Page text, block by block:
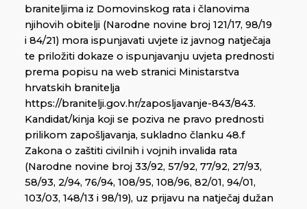
braniteljima iz Domovinskog rata i članovima
njihovih obitelji (Narodne novine broj 121/17, 98/19
i 84/21) mora ispunjavati uvjete iz javnog natječaja
te priložiti dokaze o ispunjavanju uvjeta prednosti
prema popisu na web stranici Ministarstva
hrvatskih branitelja
https://branitelji.gov.hr/zaposljavanje-843/843.
Kandidat/kinja koji se poziva ne pravo prednosti
prilikom zapošljavanja, sukladno članku 48.f
Zakona o zaštiti civilnih i vojnih invalida rata
(Narodne novine broj 33/92, 57/92, 77/92, 27/93,
58/93, 2/94, 76/94, 108/95, 108/96, 82/01, 94/01,
103/03, 148/13 i 98/19), uz prijavu na natječaj dužan